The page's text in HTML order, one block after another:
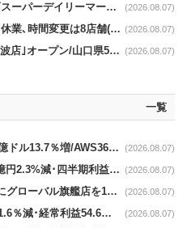
関西フードマーケットnews｜関西スーパーデイリーマート蒲生店8/7改装 (2026.08.07)
イオン九州news｜熊本地震による休業､時間変更は8店舗(8/7時点) (2026.08.07)
ハローズnews｜8/6｢ハローズ西岐波店｣オープン/山口県5店舗目 (2026.08.07)
一覧
Amazon news｜1Q営業収益2006億ドル13.7％増/AWS36.8％％増が貢献 (2026.08.07)
ニトリnews｜第1Q売上収益2263億円2.3%減･四半期利益1.4％減 (2026.08.07)
ユニクロnews｜京都･河原町通りにグローバル旗艦店を11/6開設 (2026.08.07)
AOKI news｜第1Q売上高430億円1.6％減･経常利益54.6％減 (2026.08.07)